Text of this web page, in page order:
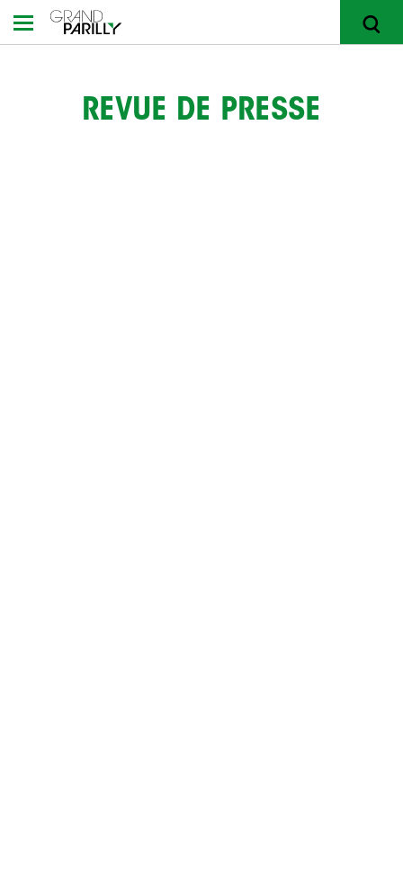
RECHERCHER
REVUE DE PRESSE